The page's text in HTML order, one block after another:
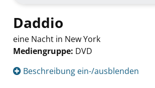
Daddio
eine Nacht in New York
Mediengruppe: DVD
Beschreibung ein-/ausblenden